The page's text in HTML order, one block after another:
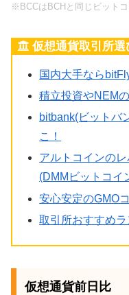
※BCCはBCHと同じビットコ
仮想通貨取引所選
国内大手なら
積立投資やNEM
bitbank(ビットバ
こ！
アルトコインの
(DMMビットコイ
安心安定のGMO
取引所おすすめラ
仮想通貨前日比